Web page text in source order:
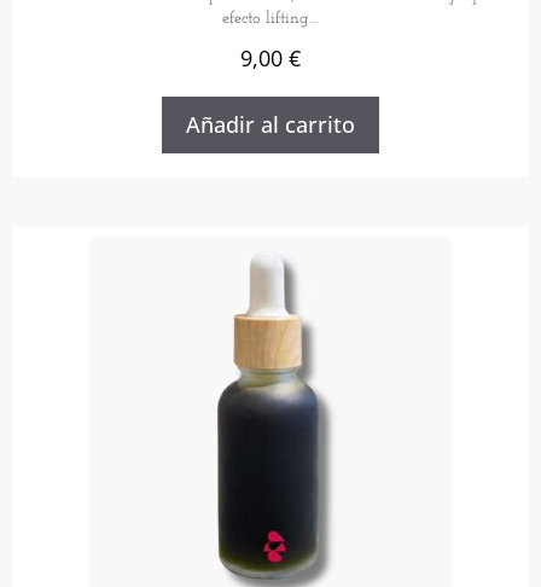
efecto lifting…
9,00 €
Añadir al carrito